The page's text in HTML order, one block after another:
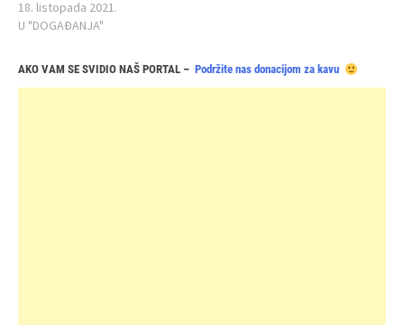
18. listopada 2021.
U "DOGAĐANJA"
AKO VAM SE SVIDIO NAŠ PORTAL – Podržite nas donacijom za kavu